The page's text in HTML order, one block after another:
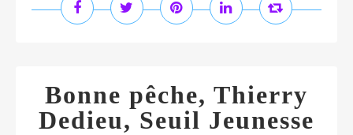
Bonne pêche, Thierry
Dedieu, Seuil Jeunesse